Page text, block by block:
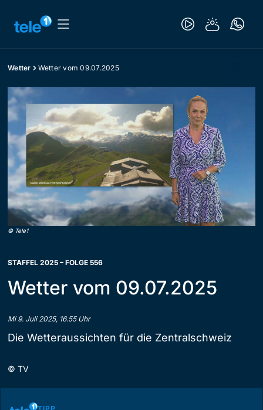
Wetter Wetter vom 09.07.2025
© Tele1
STAFFEL 2025 – FOLGE 556
Wetter vom 09.07.2025
Mi 9. Juli 2025, 16.55 Uhr
Die Wetteraussichten für die Zentralschweiz
© TV